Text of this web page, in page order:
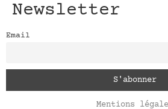
Newsletter
Email
Mentions